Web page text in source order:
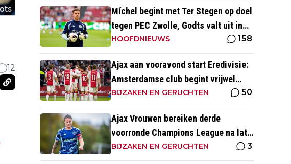
12
Míchel begint met Ter Stegen op doel
tegen PEC Zwolle, Godts valt uit in
warming-up
HOOFDNIEUWS 158
Ajax aan vooravond start Eredivisie:
Amsterdamse club begint vrijwel
altijd met zege
BIJZAKEN EN GERUCHTEN 50
Ajax Vrouwen bereiken derde
voorronde Champions League na late
zege op Rangers FC
BIJZAKEN EN GERUCHTEN 3